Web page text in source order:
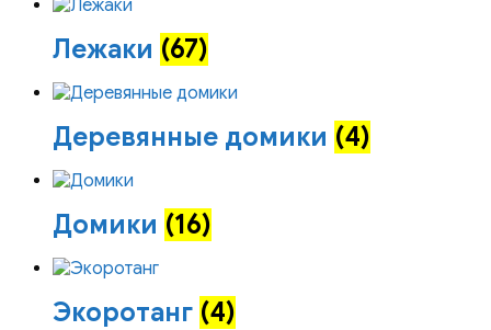
Лежаки (67)
Деревянные домики (4)
Домики (16)
Экоротанг (4)